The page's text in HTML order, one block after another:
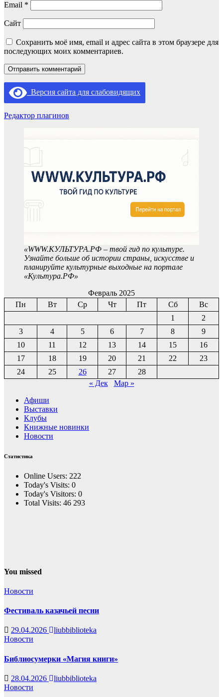
Email *
Сайт
Сохранить моё имя, email и адрес сайта в этом браузере для
последующих моих комментариев.
Версия сайта для слабовидящих
Редактор плагинов
«WWW.КУЛЬТУРА.РФ – твой гид по культуре.
Узнайте больше об истории страны, искусстве и
планируйте культурные выходные на портале
«Культура.РФ»
Февраль 2025
Пн
Вт Ср Чт Пт Сб
Вс
1
2
3
4 5 6 7 8
9
10
11 12 13 14 15
16
17
18 19 20 21 22
23
24
25 26 27
28
« Дек
Мар »
Афиши
Выставки
Клубы
Книжные новинки
Новости
Статистика
Online Users: 222
Today's Visits: 0
Today's Visitors: 0
Total Visits: 46 293
You missed
Новости
Фестиваль казачьей песни
29.04.2026
liubbiblioteka
Новости
Библиосумерки «Магия книги»
28.04.2026
liubbiblioteka
Новости